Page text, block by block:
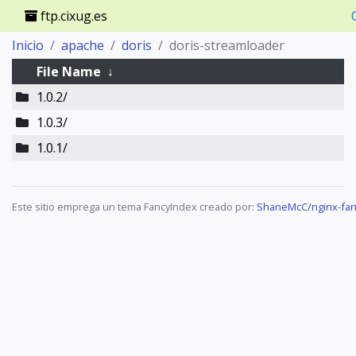
ftp.cixug.es
Inicio
apache doris
doris-streamloader
File Name ↓
1.0.2/
1.0.3/
1.0.1/
Este sitio emprega un tema FancyIndex creado por: ShaneMcC/nginx-